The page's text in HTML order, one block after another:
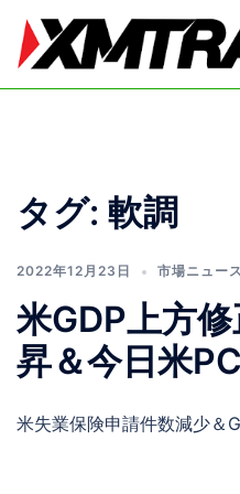
タグ: 軟調
2022年12月23日 市場ニュース
米GDP上方
昇＆今日米
米失業保険申請件数減少＆